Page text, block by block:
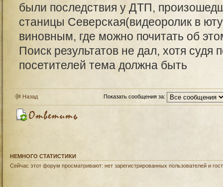
были последствия у ДТП,
станицы Северская(видеоролик в
виновным, где можно почитать об
Поиск результатов не дал, хотя судя
посетителей тема должна быть
Назад Показать сообщения за:
НЕМНОГО СТАТИСТИКИ
Сейчас этот форум просматривают: нет зарегистрированных пользователей и